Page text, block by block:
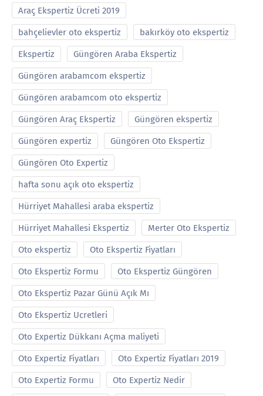
Araç Ekspertiz Ücreti 2019
bahçelievler oto ekspertiz bakırköy oto ekspertiz
Ekspertiz Güngören Araba Ekspertiz
Güngören arabamcom ekspertiz
Güngören arabamcom oto ekspertiz
Güngören Araç Ekspertiz Güngören ekspertiz
Güngören expertiz Güngören Oto Ekspertiz
Güngören Oto Expertiz
hafta sonu açık oto ekspertiz
Hürriyet Mahallesi araba ekspertiz
Hürriyet Mahallesi Ekspertiz Merter Oto Ekspertiz
Oto ekspertiz Oto Ekspertiz Fiyatları
Oto Ekspertiz Formu Oto Ekspertiz Güngören
Oto Ekspertiz Pazar Günü Açık Mı
Oto Ekspertiz Ucretleri
Oto Expertiz Dükkanı Açma maliyeti
Oto Expertiz Fiyatları Oto Expertiz Fiyatları 2019
Oto Expertiz Formu Oto Expertiz Nedir